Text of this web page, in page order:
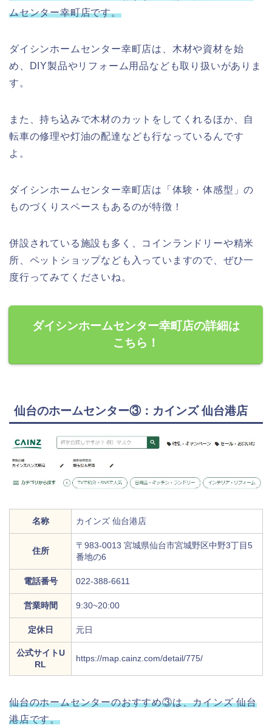
ムセンター幸町店です。
ダイシンホームセンター幸町店は、木材や資材を始
め、DIY製品やリフォーム用品なども取り扱いがありま
す。
また、持ち込みで木材のカットをしてくれるほか、自
転車の修理や灯油の配達なども行なっているんです
よ。
ダイシンホームセンター幸町店は「体験・体感型」の
ものづくりスペースもあるのが特徴！
併設されている施設も多く、コインランドリーや精米
所、ペットショップなども入っていますので、ぜひ一
度行ってみてくださいね。
ダイシンホームセンター幸町店の詳細は
こちら！
仙台のホームセンター③：カインズ 仙台港店
名称 カインズ 仙台港店
住所
〒983-0013 宮城県仙台市宮城野区中野3丁目5
番地の6
電話番号 022-388-6611
営業時間 9:30~20:00
定休日 元日
公式サイトU
RL
https://map.cainz.com/detail/775/
仙台のホームセンターのおすすめ③は、カインズ 仙台
港店です。